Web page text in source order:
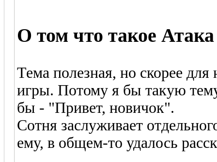
О том что такое
Тема полезная, но скорее для
игры. Потому я бы такую
бы - "Привет, новичок".
Сотня заслуживает
ему, в общем-то удалось